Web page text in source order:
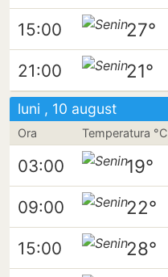
15:00 27°
21:00 21°
luni , 10 august
Ora Temperatura °C
03:00 19°
09:00 22°
15:00 28°